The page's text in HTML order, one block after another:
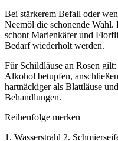
Bei stärkerem Befall oder
Neemöl die schonende
schont Marienkäfer und
Bedarf wiederholt werden.
Für Schildläuse an Rosen
Alkohol betupfen,
hartnäckiger als Blattläuse
Behandlungen.
Reihenfolge merken
1. Wasserstrahl 2.